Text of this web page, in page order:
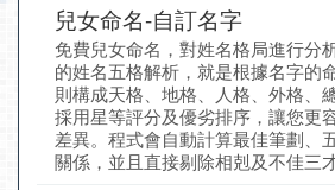
兒女命名-自訂名字
免費兒女命名，對姓名格局進行分
的姓名五格解析，就是根據名字的
則構成天格、地格、人格、外格、
採用星等評分及優劣排序，讓您更
差異。程式會自動計算最佳筆劃、
關係，並且直接剔除相剋及不佳三才